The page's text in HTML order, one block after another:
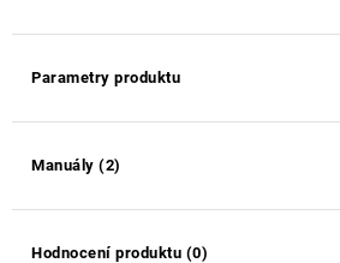
Parametry produktu
Manuály (2)
Hodnocení produktu (0)